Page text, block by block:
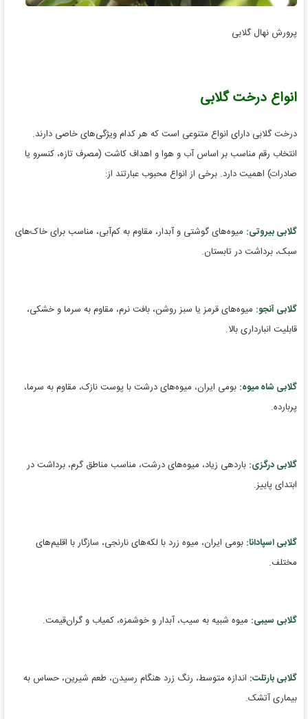
پرورش نهال گلابی
انواع درخت گلابی
درخت گلابی دارای انواع متنوعی است که هر کدام ویژگی‌های خاصی دارند.
انتخاب رقم مناسب بر اساس آب و هوا و اهداف کاشت (مصرف تازه، کنسرو یا
صادرات) اهمیت دارد. برخی از انواع محبوب عبارتند از:
گلابی بیروتی: میوه‌های گوشتی و آبدار، مقاوم به کم‌آبی، مناسب برای خاک‌های
سبک، برداشت در تابستان.
گلابی آنجو: میوه‌های قرمز یا سبز روشن، بافت نرم، مقاوم به سرما و خشکی،
قابلیت انبارداری بالا.
گلابی شاه میوه: بومی ایران، میوه‌های درشت با پوست نازک، مقاوم به سرما،
پربارده.
گلابی درگزی: باردهی زیاد، میوه‌های درشت، مناسب مناطق گرم، برداشت در
ابتدای پاییز.
گلابی اسپادانا: بومی ایران، میوه زرد با لکه‌های نارنجی، سازگار با اقلیم‌های
مختلف.
گلابی سیبی: میوه شبیه به سیب، آبدار و خوشمزه، کمیاب و گران‌قیمت.
گلابی بارتلت: اندازه متوسط، رنگ زرد هنگام رسیدن، طعم شیرین، حساس به
بیماری آتشک.